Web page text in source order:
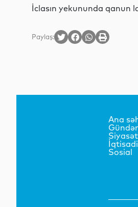
İclasın yekununda qanun
Paylaş:
Ana
Siyasət
Sosial